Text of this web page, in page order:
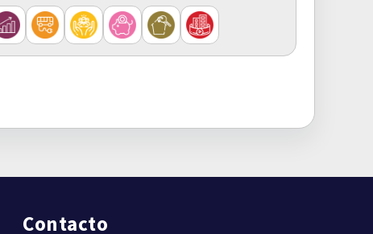
Contacto